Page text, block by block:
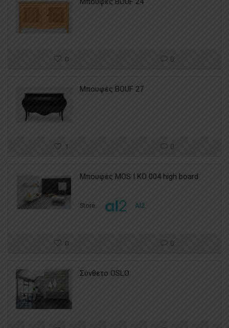
0 0
Μπουφές BOUF 27
1 0
Μπουφές MOS I KO 004 high board
Store: Al2
0 0
Σύνθετο OSLO